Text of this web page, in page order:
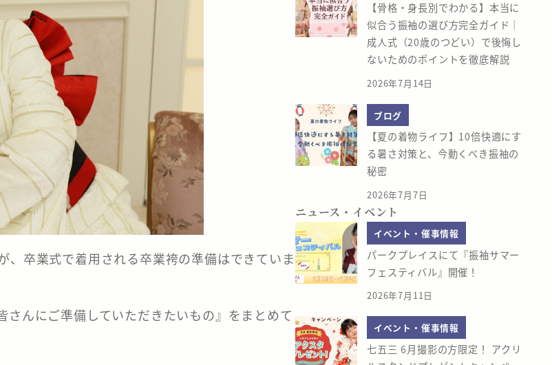
卒業式で着用される卒業袴の準備はできていま
んにご準備していただきたいもの』をまとめて
【骨格・身長別でわかる】本当に
似合う振袖の選び方完全ガイド｜
成人式（20歳のつどい）で後悔し
ないためのポイントを徹底解説
2026年7月14日
ブログ
【夏の着物ライフ】10倍快適にす
る暑さ対策と、今動くべき振袖の
秘密
2026年7月7日
ニュース・イベント
イベント・催事情報
パークプレイスにて『振袖サマー
フェスティバル』開催！
2026年7月11日
イベント・催事情報
七五三 6月撮影の方限定！ アクリ